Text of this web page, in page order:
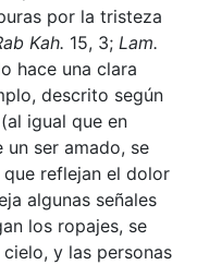
por la tristeza
Kah. 15, 3; Lam.
hace una clara
descrito según
igual que en
ser amado, se
reflejan el dolor
algunas señales
los ropajes, se
y las personas